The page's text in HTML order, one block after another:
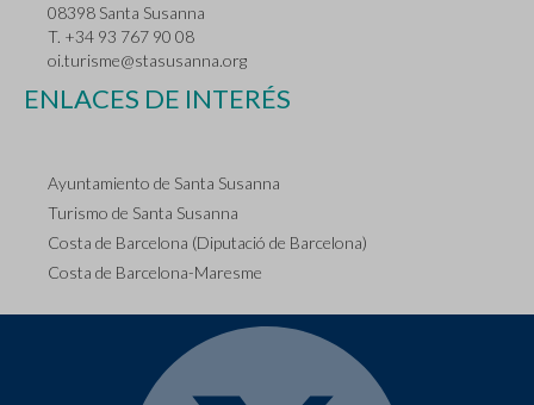
08398 Santa Susanna
T. +34 93 767 90 08
oi.turisme@stasusanna.org
ENLACES DE INTERÉS
Ayuntamiento de Santa Susanna
Turismo de Santa Susanna
Costa de Barcelona (Diputació de Barcelona)
Costa de Barcelona-Maresme